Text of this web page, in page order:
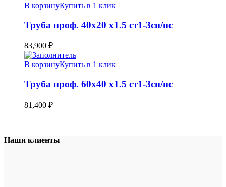
В корзинуКупить в 1 клик
Труба проф. 40х20 х1.5 ст1-3сп/пс
83,900 ₽
В корзинуКупить в 1 клик
Труба проф. 60х40 х1.5 ст1-3сп/пс
81,400 ₽
Наши клиенты